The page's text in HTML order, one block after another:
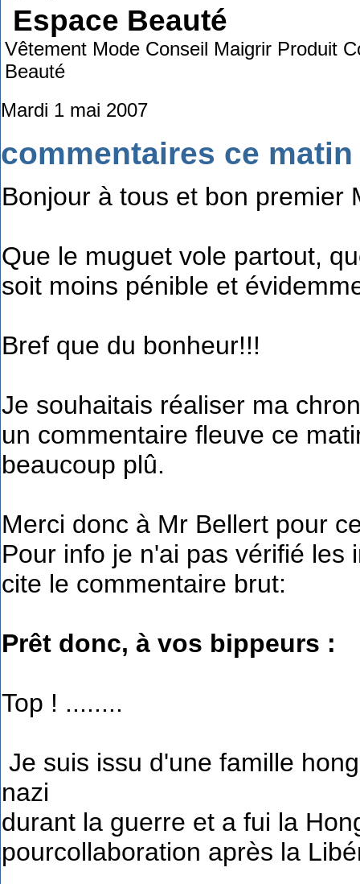
Espace Beauté
Vêtement Mode Conseil Maigrir Produit
Beauté
Mardi 1 mai 2007
commentaires ce
Bonjour à tous et bon premier
Que le muguet vole partout,
soit moins pénible et
Bref que du bonheur!!!
Je souhaitais réaliser ma
un commentaire fleuve ce
beaucoup plû.
Merci donc à Mr Bellert pour
Pour info je n'ai pas vérifié les
cite le commentaire brut:
Prêt donc, à vos bippeurs :
Top ! ........
Je suis issu d'une famille
nazi
durant la guerre et a fui la
pourcollaboration après la